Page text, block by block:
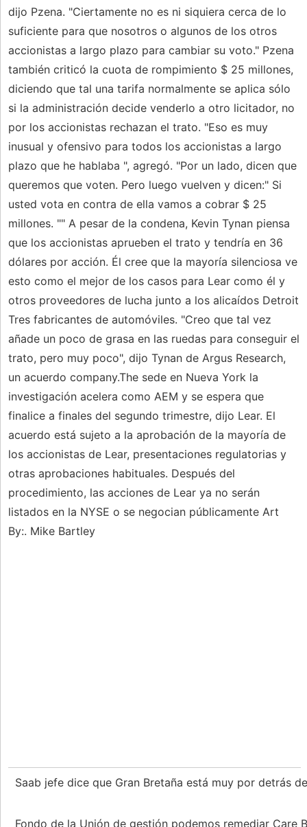
dijo Pzena. "Ciertamente no es ni siquiera cerca de lo
suficiente para que nosotros o algunos de los otros
accionistas a largo plazo para cambiar su voto." Pzena
también criticó la cuota de rompimiento $ 25 millones,
diciendo que tal una tarifa normalmente se aplica sólo
si la administración decide venderlo a otro licitador, no
por los accionistas rechazan el trato. "Eso es muy
inusual y ofensivo para todos los accionistas a largo
plazo que he hablaba ", agregó. "Por un lado, dicen que
queremos que voten. Pero luego vuelven y dicen:" Si
usted vota en contra de ella vamos a cobrar $ 25
millones. "" A pesar de la condena, Kevin Tynan piensa
que los accionistas aprueben el trato y tendría en 36
dólares por acción. Él cree que la mayoría silenciosa ve
esto como el mejor de los casos para Lear como él y
otros proveedores de lucha junto a los alicaídos Detroit
Tres fabricantes de automóviles. "Creo que tal vez
añade un poco de grasa en las ruedas para conseguir el
trato, pero muy poco", dijo Tynan de Argus Research,
un acuerdo company.The sede en Nueva York la
investigación acelera como AEM y se espera que
finalice a finales del segundo trimestre, dijo Lear. El
acuerdo está sujeto a la aprobación de la mayoría de
los accionistas de Lear, presentaciones regulatorias y
otras aprobaciones habituales. Después del
procedimiento, las acciones de Lear ya no serán
listados en la NYSE o se negocian públicamente Art
By:. Mike Bartley
Saab jefe dice que Gran Bretaña está muy por detrás
Fondo de la Unión de gestión podemos remediar Care